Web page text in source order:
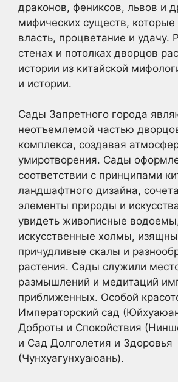
драконов, фениксов, львов и
мифических существ, которые
власть, процветание и удачу.
стенах и потолках дворцов
истории из китайской
и истории.
Сады Запретного города
неотъемлемой частью
комплекса, создавая
умиротворения. Сады
соответствии с принципами
ландшафтного дизайна,
элементы природы и
увидеть живописные
искусственные холмы,
причудливые скалы и
растения. Сады служили
размышлений и медитаций
приближенных. Особой
Императорский сад
Доброты и Спокойствия
и Сад Долголетия и Здоровья
(Чунхуагунхуаюань).